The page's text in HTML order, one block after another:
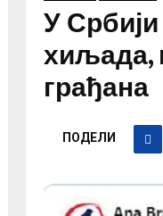
У
хиљада,
грађана
ПОДЕЛИ